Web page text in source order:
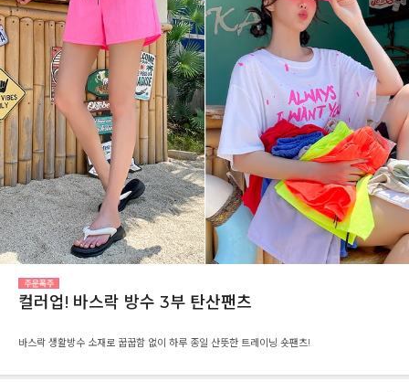
컬러업! 바스락 방수 3부 탄산팬츠
바스락 생활방수 소재로 꿉꿉함 없이 하루 종일 산뜻한 트레이닝 숏팬츠!